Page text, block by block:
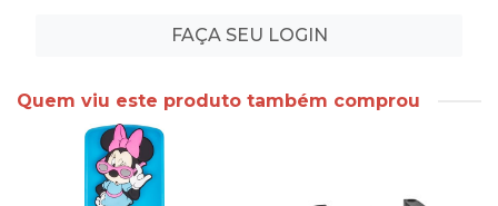
FAÇA SEU LOGIN
Quem viu este produto também comprou